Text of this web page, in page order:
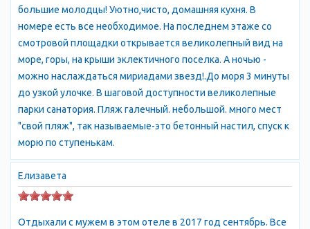
откуда открывается возможность взглянуть на мыс, с
которого Вы только что спустились, снизу вверх. Бухта, в
которой расположены пляжи, очень тихая и уютная. Вход в
парк свободный! Не пропустите уникальную возможность
побывать в одном из красивейших мест в Крыму! Курортный
посёлок Утёс ждёт Вас! Отдых в Крыму Утес, Гостиницв Утес,
цены утес, Утес Алушта, Утес Жилье.
большие молодцы! Уютно,чисто, домашняя кухня. В
номере есть все необходимое. На последнем этаже со
смотровой площадки открывается великолепный вид на
море, горы, на крыши эклектичного поселка. А ночью -
можно наслаждаться мириадами звезд!.До моря 3 минуты
до узкой улочке. В шаговой доступности великолепные
парки санатория. Пляж галечный. небольшой. много мест
"свой пляж", так называемые-это бетонный настил, спуск к
морю по ступенькам.
Елизавета
Отдыхали с мужем в этом отеле в 2017 год сентябрь. Все